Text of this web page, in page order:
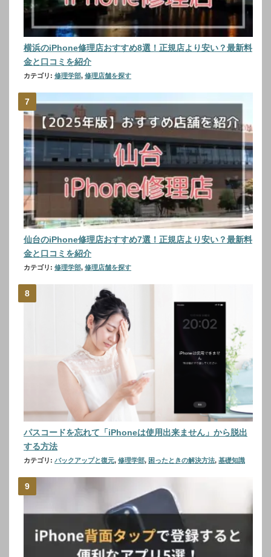
横浜のiPhone修理店おすすめ8選！正規店より安い？最新料
金と口コミを紹介
カテゴリ: 修理学部, 修理店舗を探す
仙台のiPhone修理店おすすめ7選！正規店より安い？最新料
金と口コミを紹介
カテゴリ: 修理学部, 修理店舗を探す
パスコードを忘れて「iPhoneは使用出来ません」から脱出
する方法
カテゴリ: バックアップと復元, 修理学部, 困ったときの解決方法, 基礎知識